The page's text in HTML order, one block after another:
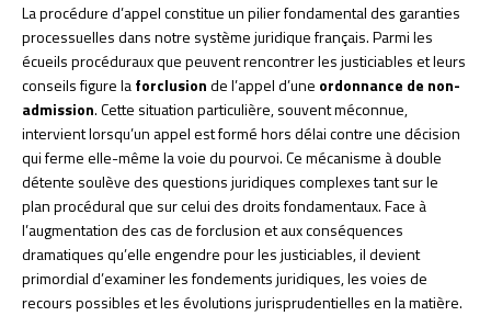
La procédure d’appel constitue un pilier fondamental des garanties
processuelles dans notre système juridique français. Parmi les
écueils procéduraux que peuvent rencontrer les justiciables et leurs
conseils figure laforclusionde l’appel d’une ordonnance de non-
admission. Cette situation particulière, souvent méconnue,
intervient lorsqu’un appel est formé hors délai contre une décision
qui ferme elle-même la voie du pourvoi. Ce mécanisme à double
détente soulève des questions juridiques complexes tant sur le
plan procédural que sur celui des droits fondamentaux. Face à
l’augmentation des cas de forclusion et aux conséquences
dramatiques qu’elle engendre pour les justiciables, il devient
primordial d’examiner les fondements juridiques, les voies de
recours possibles et les évolutions jurisprudentielles en la matière.